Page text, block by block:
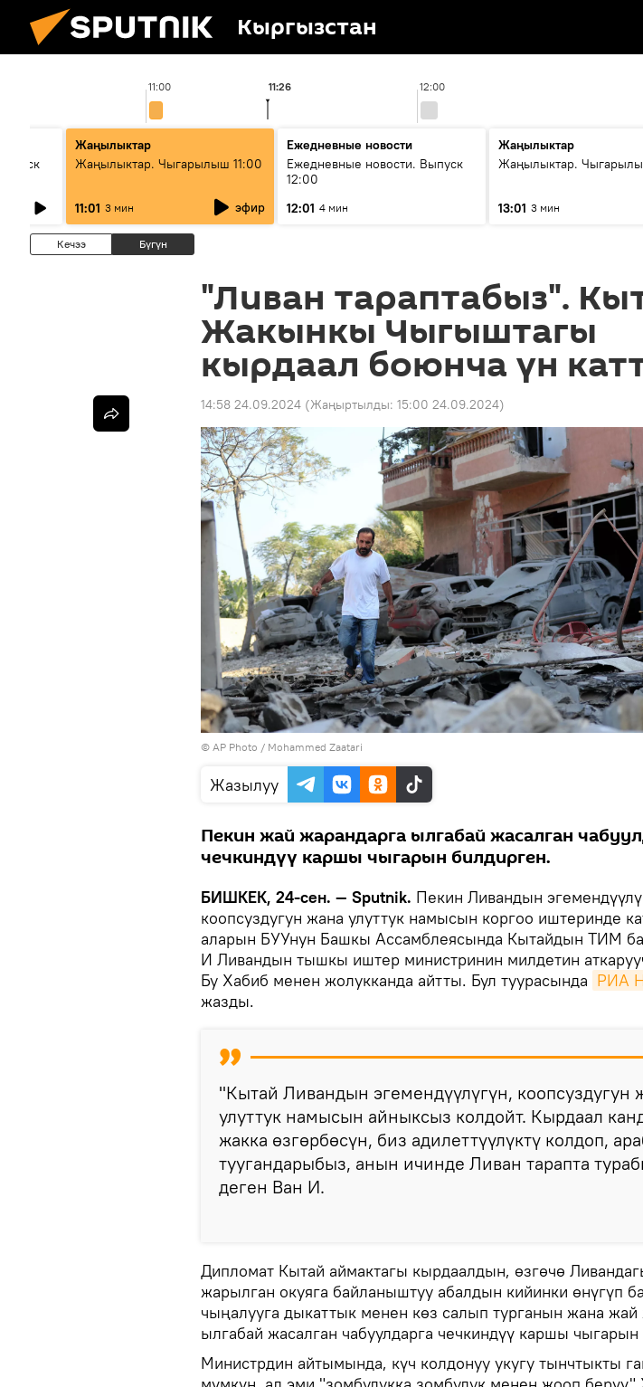
Кыргызстан
11:00 12:00
11:26
Жаңылыктар
Жаңылыктар. Чыгарылыш 11:00
11:01 3 мин эфир
Ежедневные новости
Ежедневные новости. Выпуск
12:00
12:01 4 мин
Жаңылыктар
Жаңылыктар.
13:01 3 мин
Кечээ Бүгүн
"Ливан тараптабыз".
Жакынкы Чыгыштагы
кырдаал боюнча үн
14:58 24.09.2024 (Жаңыртылды: 15:00 24.09.2024)
© AP Photo / Mohammed Zaatari
Жазылуу
Пекин жай жарандарга ылгабай жасалган
чечкиндүү каршы чыгарын билдирген.
БИШКЕК, 24-сен. — Sputnik. Пекин Ливандын
коопсуздугун жана улуттук намысын коргоо иштеринде
аларын БУУнун Башкы Ассамблеясында Кытайдын ТИМ
И Ливандын тышкы иштер министринин милдетин
Бу Хабиб менен жолукканда айтты. Бул туурасында РИА
жазды.
"Кытай Ливандын эгемендүүлүгүн, коопсуздугун
улуттук намысын айныксыз колдойт. Кырдаал
жакка өзгөрбөсүн, биз адилеттүүлүктү колдоп,
туугандарыбыз, анын ичинде Ливан тарапта
деген Ван И.
Дипломат Кытай аймактагы кырдаалдын, өзгөчө
жарылган окуяга байланыштуу абалдын кийинки өнүгүп
чыңалууга дыкаттык менен көз салып турганын жана жай
ылгабай жасалган чабуулдарга чечкиндүү каршы чыгарын
Министрдин айтымында, күч колдонуу укугу тынчтыкты